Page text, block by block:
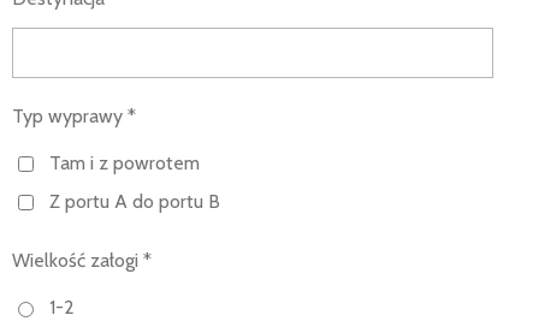
Typ wyprawy *
Tam i z powrotem
Z portu A do portu B
Wielkość załogi *
1-2